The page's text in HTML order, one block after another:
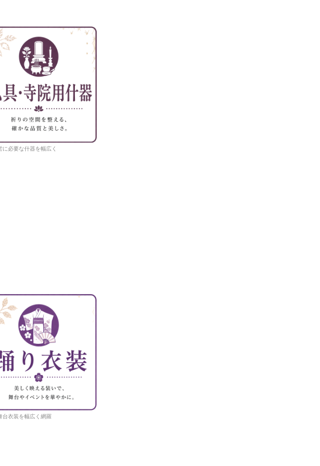
に必要な什器を幅広く
台衣装を幅広く網羅